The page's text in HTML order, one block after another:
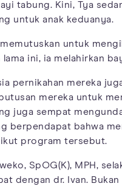
tabung. Kini, Tya
untuk anak keduanya.
untuk
ini, ia melahirkan
pernikahan mereka
mereka untuk
juga sempat
berpendapat bahwa
program tersebut.
SpOG(K), MPH,
dengan dr. Ivan.